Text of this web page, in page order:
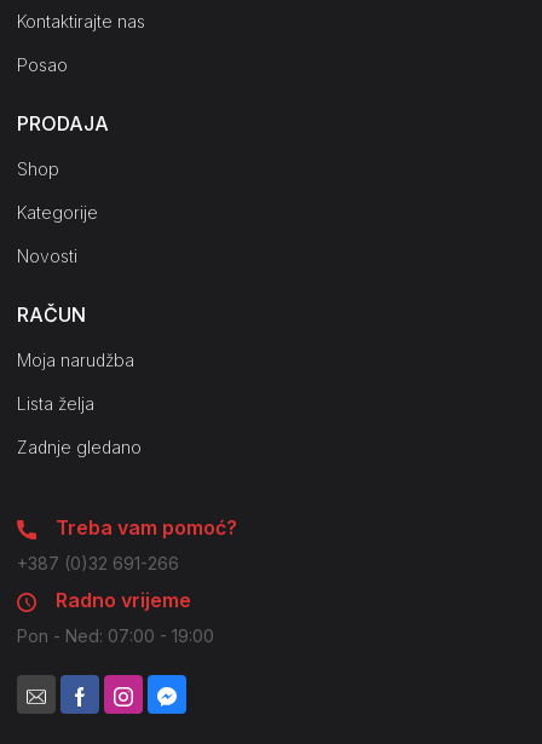
Kontaktirajte nas
Posao
PRODAJA
Shop
Kategorije
Novosti
RAČUN
Moja narudžba
Lista želja
Zadnje gledano
Treba vam pomoć?
+387 (0)32 691-266
Radno vrijeme
Pon - Ned: 07:00 - 19:00